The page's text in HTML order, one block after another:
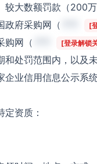
较大数额罚款（200
政府采购网（
[
购网（
[登录解锁
和处罚范围内，以及
企业信用信息公示系
定资质：